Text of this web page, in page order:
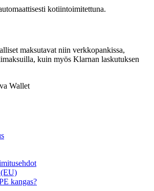
kotiintoimitettuna.
maksutavat niin verkkopankissa,
kuin myös Klarnan laskutuksen
Wallet
(EU)
kangas?